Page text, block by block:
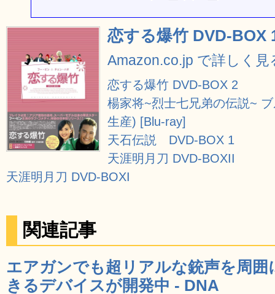
恋する爆竹 DVD-BOX
Amazon.co.jp で詳しく見
恋する爆竹 DVD-BOX 2
楊家将~烈士七兄弟の伝説~
生産) [Blu-ray]
天石伝説 DVD-BOX 1
天涯明月刀 DVD-BOXII
天涯明月刀 DVD-BOXI
関連記事
エアガンでも超リアルな銃声を周
きるデバイスが開発中 - DNA